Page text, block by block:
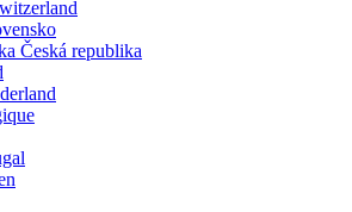
Česká republika